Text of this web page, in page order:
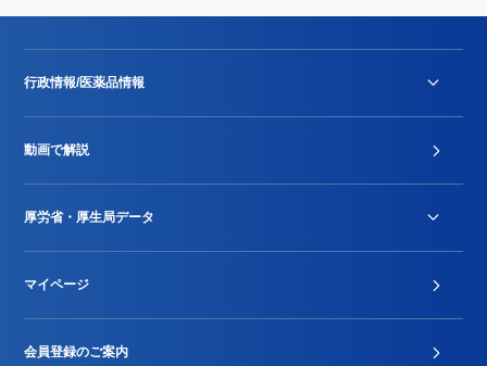
行政情報/医薬品情報
Stu-GEレポート
動画で解説
厚労省・厚生局データ
2024年度新設項目届出状況
マイページ
会員登録のご案内